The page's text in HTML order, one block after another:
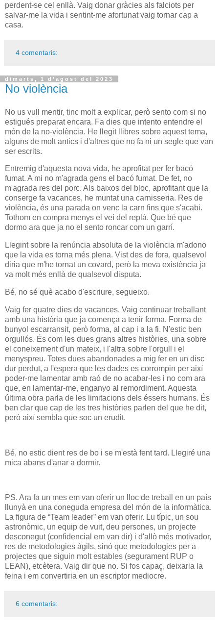
perdent-se cel enllà. Vaig donar gràcies als falciots per
salvar-me la vida i sentint-me afortunat vaig tornar cap a
casa.
4 comentaris:
dimarts, 1 d’agost del 2023
No violència
No us vull mentir, tinc molt a explicar, però sento com si no
estigués preparat encara. Fa dies que intento entendre el
món de la no-violència. He llegit llibres sobre aquest tema,
alguns de molt antics i d'altres que no fa ni un segle que van
ser escrits.
Entremig d'aquesta nova vida, he aprofitat per fer bacó
fumat. A mi no m'agrada gens el bacó fumat. De fet, no
m'agrada res del porc. Als baixos del bloc, aprofitant que la
conserge fa vacances, he muntat una carnisseria. Res de
violència, és una parada on venc la carn fins que s'acabi.
Tothom en compra menys el veí del replà. Que bé que
dormo ara que ja no el sento roncar com un garrí.
Llegint sobre la renúncia absoluta de la violència m'adono
que la vida es torna més plena. Vist des de fora, qualsevol
diria que m'he tornat un covard, però la meva existència ja
va molt més enllà de qualsevol disputa.
Bé, no sé què acabo d'escriure, segueixo.
Vaig fer quatre dies de vacances. Vaig continuar treballant
amb una història que ja comença a tenir forma. Forma de
bunyol escarransit, però forma, al cap i a la fi. N'estic ben
orgullós. És com les dues grans altres històries, una sobre
el coneixement d'un mateix, i l'altra sobre l'orgull i el
menyspreu. Totes dues abandonades a mig fer en un disc
dur perdut, a l'espera que les dades es corrompin per així
poder-me lamentar amb raó de no acabar-les i no com ara
que, en lamentar-me, enganyo al remordiment. Aquesta
última obra parla de les limitacions dels éssers humans. És
ben clar que cap de les tres històries parlen del que he dit,
però així sembla que soc un erudit.
Bé, no estic dient res de bo i se m'està fent tard. Llegiré una
mica abans d'anar a dormir.
PS. Ara fa un mes em van oferir un lloc de treball en un país
llunyà en una coneguda empresa del món de la informàtica.
La figura de “Team leader” em van oferir. Lu típic, un sou
astronòmic, un equip de vuit, deu persones, un projecte
desconegut (confidencial em van dir) i d'allò més motivador,
res de metodologies àgils, sinó que metodologies per a
projectes que siguin molt estables (segurament RUP o
LEAN), etcètera. Vaig dir que no. Si fos capaç, deixaria la
feina i em convertiria en un escriptor mediocre.
6 comentaris: